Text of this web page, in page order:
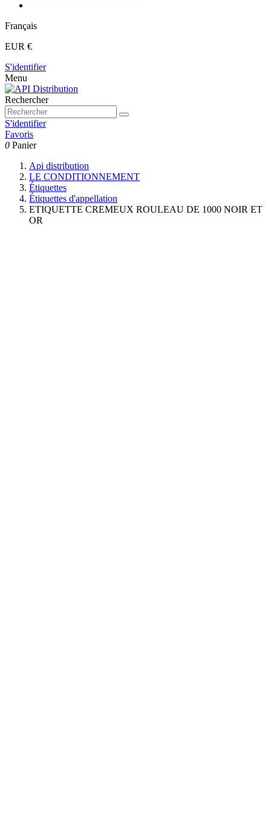
Français
EUR €
S'identifier
Menu
Rechercher
S'identifier
Favoris
0 Panier
Api distribution
LE CONDITIONNEMENT
Étiquettes
Étiquettes d'appellation
ETIQUETTE CREMEUX ROULEAU DE 1000 NOIR ET
OR